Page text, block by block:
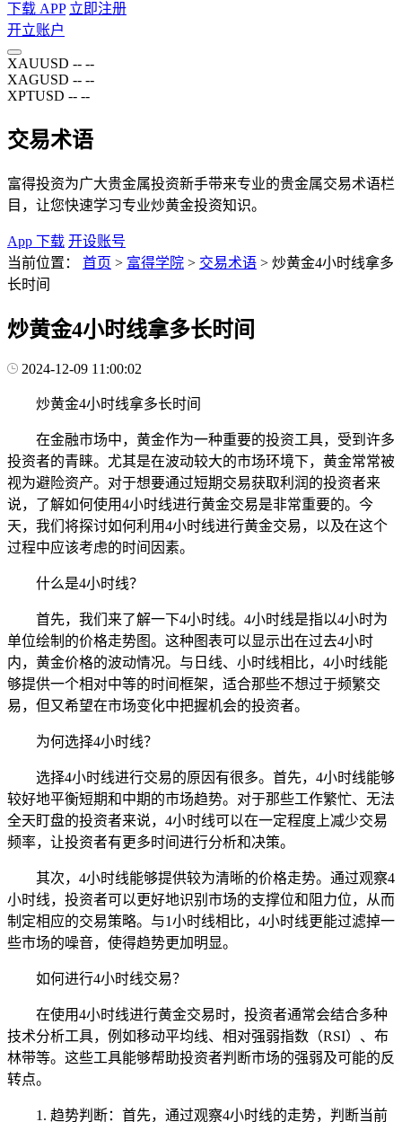
下载 APP 立即注册
开立账户
XAUUSD -- --
XAGUSD -- --
XPTUSD -- --
交易术语
富得投资为广大贵金属投资新手带来专业的贵金属交易术语栏
目，让您快速学习专业炒黄金投资知识。
App 下载 开设账号
当前位置：
首页 > 富得学院 > 交易术语 > 炒黄金4小时线拿多
长时间
炒黄金4小时线拿多长时间
2024-12-09 11:00:02
炒黄金4小时线拿多长时间
在金融市场中，黄金作为一种重要的投资工具，受到许多
投资者的青睐。尤其是在波动较大的市场环境下，黄金常常被
视为避险资产。对于想要通过短期交易获取利润的投资者来
说，了解如何使用4小时线进行黄金交易是非常重要的。今
天，我们将探讨如何利用4小时线进行黄金交易，以及在这个
过程中应该考虑的时间因素。
什么是4小时线？
首先，我们来了解一下4小时线。4小时线是指以4小时为
单位绘制的价格走势图。这种图表可以显示出在过去4小时
内，黄金价格的波动情况。与日线、小时线相比，4小时线能
够提供一个相对中等的时间框架，适合那些不想过于频繁交
易，但又希望在市场变化中把握机会的投资者。
为何选择4小时线？
选择4小时线进行交易的原因有很多。首先，4小时线能够
较好地平衡短期和中期的市场趋势。对于那些工作繁忙、无法
全天盯盘的投资者来说，4小时线可以在一定程度上减少交易
频率，让投资者有更多时间进行分析和决策。
其次，4小时线能够提供较为清晰的价格走势。通过观察4
小时线，投资者可以更好地识别市场的支撑位和阻力位，从而
制定相应的交易策略。与1小时线相比，4小时线更能过滤掉一
些市场的噪音，使得趋势更加明显。
如何进行4小时线交易？
在使用4小时线进行黄金交易时，投资者通常会结合多种
技术分析工具，例如移动平均线、相对强弱指数（RSI）、布
林带等。这些工具能够帮助投资者判断市场的强弱及可能的反
转点。
1. 趋势判断：首先，通过观察4小时线的走势，判断当前